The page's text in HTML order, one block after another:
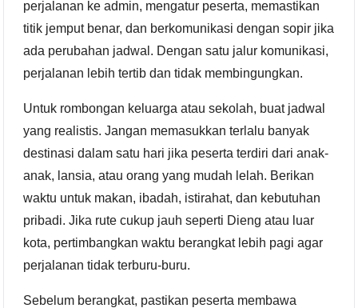
perjalanan ke admin, mengatur peserta, memastikan
titik jemput benar, dan berkomunikasi dengan sopir jika
ada perubahan jadwal. Dengan satu jalur komunikasi,
perjalanan lebih tertib dan tidak membingungkan.
Untuk rombongan keluarga atau sekolah, buat jadwal
yang realistis. Jangan memasukkan terlalu banyak
destinasi dalam satu hari jika peserta terdiri dari anak-
anak, lansia, atau orang yang mudah lelah. Berikan
waktu untuk makan, ibadah, istirahat, dan kebutuhan
pribadi. Jika rute cukup jauh seperti Dieng atau luar
kota, pertimbangkan waktu berangkat lebih pagi agar
perjalanan tidak terburu-buru.
Sebelum berangkat, pastikan peserta membawa